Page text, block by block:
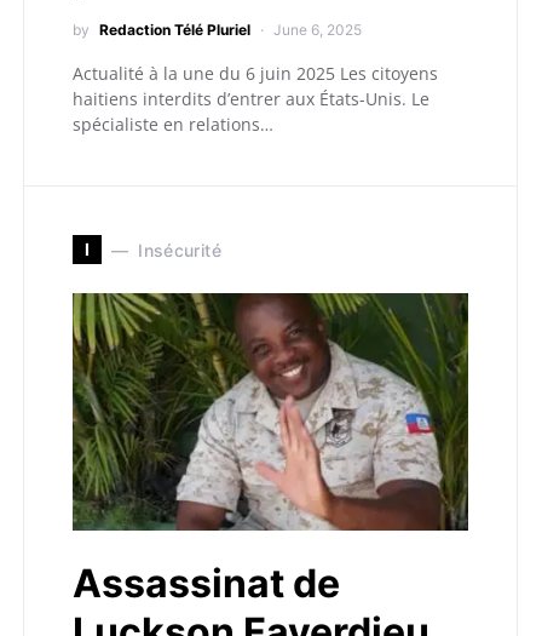
by Redaction Télé Pluriel June 6, 2025
Actualité à la une du 6 juin 2025 Les citoyens
haitiens interdits d’entrer aux États-Unis. Le
spécialiste en relations…
I Insécurité
Assassinat de